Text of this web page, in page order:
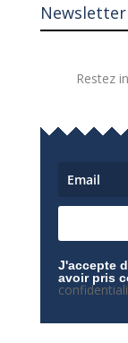
Newsletter
Restez
J'accepte
avoir pris